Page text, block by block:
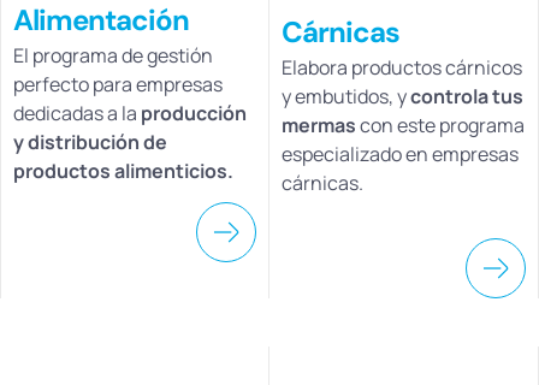
Alimentación
El programa de gestión
perfecto para empresas
dedicadas a la producción
y distribución de
productos alimenticios.
Cárnicas
Elabora productos cárnicos
y embutidos, ycontrola tus
mermascon este programa
especializado en empresas
cárnicas.